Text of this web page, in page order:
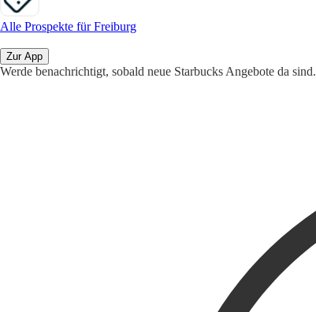
Alle Prospekte für Freiburg
Zur App
Werde benachrichtigt, sobald neue Starbucks Angebote da sind.